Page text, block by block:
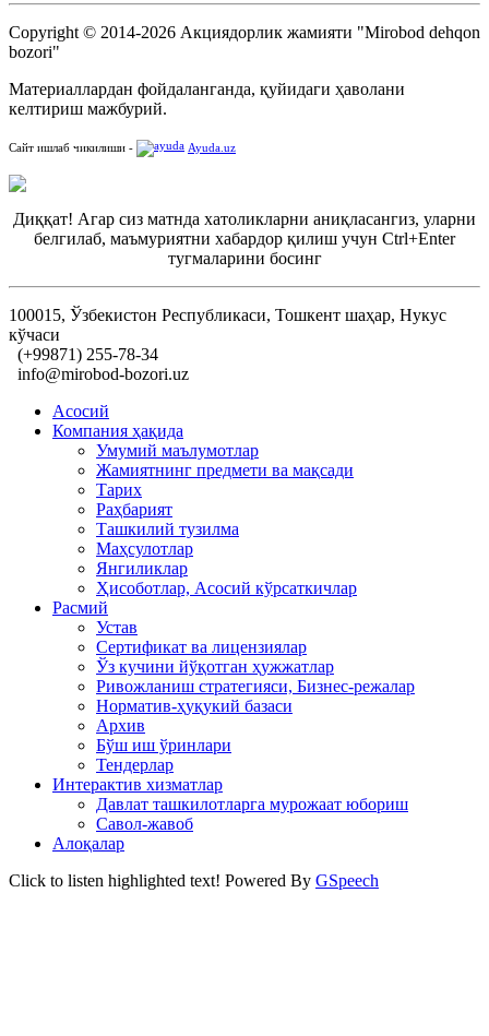
Copyright © 2014-2026 Акциядорлик жамияти "Mirobod dehqon
bozori"
Материаллардан фойдаланганда, қуйидаги ҳаволани
келтириш мажбурий.
Сайт ишлаб чикилиши - Ayuda.uz
Диққат! Агар сиз матнда хатоликларни аниқласангиз, уларни
белгилаб, маъмуриятни хабардор қилиш учун Ctrl+Enter
тугмаларини босинг
100015, Ўзбекистон Республикаси, Тошкент шаҳар, Нукус
кўчаси
(+99871) 255-78-34
info@mirobod-bozori.uz
Асосий
Компания ҳақида
Умумий маълумотлар
Жамиятнинг предмети ва мақсади
Тарих
Раҳбарият
Ташкилий тузилма
Маҳсулотлар
Янгиликлар
Ҳисоботлар, Асосий кўрсаткичлар
Расмий
Устав
Сертификат ва лицензиялар
Ўз кучини йўқотган ҳужжатлар
Ривожланиш стратегияси, Бизнес-режалар
Норматив-ҳуқукий базаси
Архив
Бўш иш ўринлари
Тендерлар
Интерактив хизматлар
Давлат ташкилотларга мурожаат юбориш
Савол-жавоб
Алоқалар
Click to listen highlighted text! Powered By GSpeech